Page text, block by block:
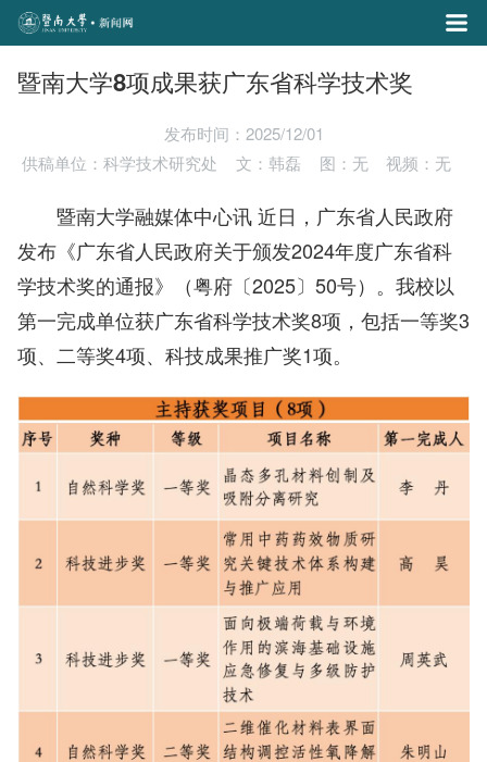
暨南大学8项成果获广东省科学技术奖
发布时间：2025/12/01
供稿单位：科学技术研究处
文：韩磊 图：无 视频：无
暨南大学融媒体中心讯 近日，广东省人民政府
发布《广东省人民政府关于颁发2024年度广东省科
学技术奖的通报》（粤府〔2025〕50号）。我校以
第一完成单位获广东省科学技术奖8项，包括一等奖3
项、二等奖4项、科技成果推广奖1项。